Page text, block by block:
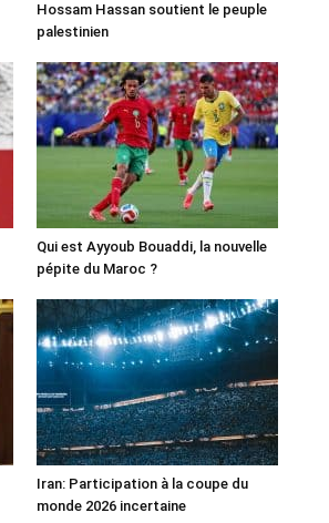
Hossam Hassan soutient le peuple
palestinien
Qui est Ayyoub Bouaddi, la nouvelle
pépite du Maroc ?
Iran: Participation à la coupe du
monde 2026 incertaine